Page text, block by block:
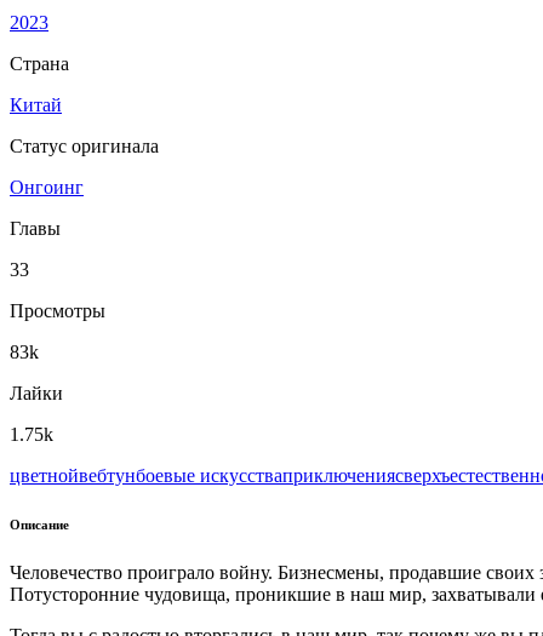
2023
Страна
Китай
Статус оригинала
Онгоинг
Главы
33
Просмотры
83k
Лайки
1.75k
цветнойвeбтунбоевые искусстваприключения
Описание
Человечество проиграло войну. Бизнесмены, продавшие
Потусторонние чудовища, проникшие в наш мир,